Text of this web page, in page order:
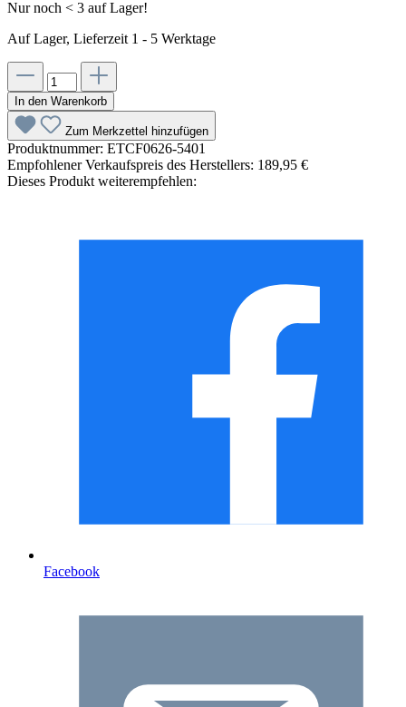
Nur noch < 3 auf Lager!
Auf Lager, Lieferzeit 1 - 5 Werktage
In den Warenkorb
Zum Merkzettel hinzufügen
Produktnummer: ETCF0626-5401
Empfohlener Verkaufspreis des Herstellers: 189,95 €
Dieses Produkt weiterempfehlen:
Facebook